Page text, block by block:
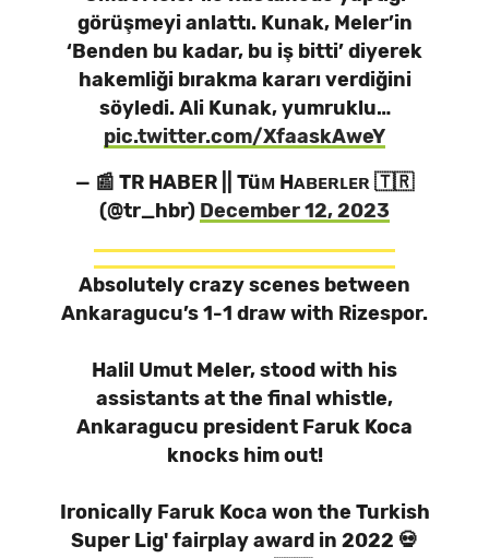
görüşmeyi anlattı. Kunak, Meler’in
‘Benden bu kadar, bu iş bitti’ diyerek
hakemliği bırakma kararı verdiğini
söyledi. Ali Kunak, yumruklu…
pic.twitter.com/XfaaskAweY
— 📰 TR HABER || Tüᴍ Hᴀʙᴇʀʟᴇʀ 🇹🇷
(@tr_hbr) December 12, 2023
Absolutely crazy scenes between
Ankaragucu’s 1-1 draw with Rizespor.
Halil Umut Meler, stood with his
assistants at the final whistle,
Ankaragucu president Faruk Koca
knocks him out!
Ironically Faruk Koca won the Turkish
Super Lig' fairplay award in 2022 💀